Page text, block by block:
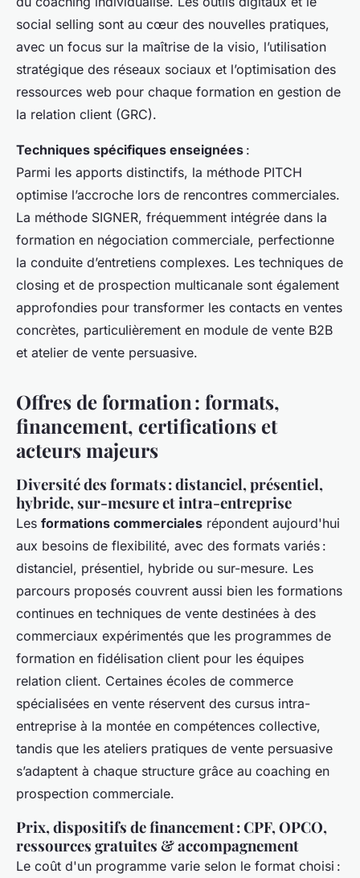
social selling sont au cœur des nouvelles pratiques,
avec un focus sur la maîtrise de la visio, l’utilisation
stratégique des réseaux sociaux et l’optimisation des
ressources web pour chaque formation en gestion de
la relation client (GRC).
Techniques spécifiques enseignées :
Parmi les apports distinctifs, la méthode PITCH
optimise l’accroche lors de rencontres commerciales.
La méthode SIGNER, fréquemment intégrée dans la
formation en négociation commerciale, perfectionne
la conduite d’entretiens complexes. Les techniques de
closing et de prospection multicanale sont également
approfondies pour transformer les contacts en ventes
concrètes, particulièrement en module de vente B2B
et atelier de vente persuasive.
Offres de formation : formats,
financement, certifications et
acteurs majeurs
Diversité des formats : distanciel, présentiel,
hybride, sur-mesure et intra-entreprise
Les formations commerciales répondent aujourd'hui
aux besoins de flexibilité, avec des formats variés :
distanciel, présentiel, hybride ou sur-mesure. Les
parcours proposés couvrent aussi bien les formations
continues en techniques de vente destinées à des
commerciaux expérimentés que les programmes de
formation en fidélisation client pour les équipes
relation client. Certaines écoles de commerce
spécialisées en vente réservent des cursus intra-
entreprise à la montée en compétences collective,
tandis que les ateliers pratiques de vente persuasive
s’adaptent à chaque structure grâce au coaching en
prospection commerciale.
Prix, dispositifs de financement : CPF, OPCO,
ressources gratuites & accompagnement
Le coût d'un programme varie selon le format choisi :